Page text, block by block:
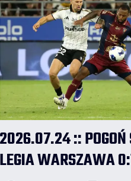
2026.07.24 :: POGOŃ
LEGIA WARSZAWA